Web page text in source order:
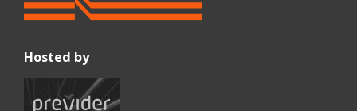
Hosted by